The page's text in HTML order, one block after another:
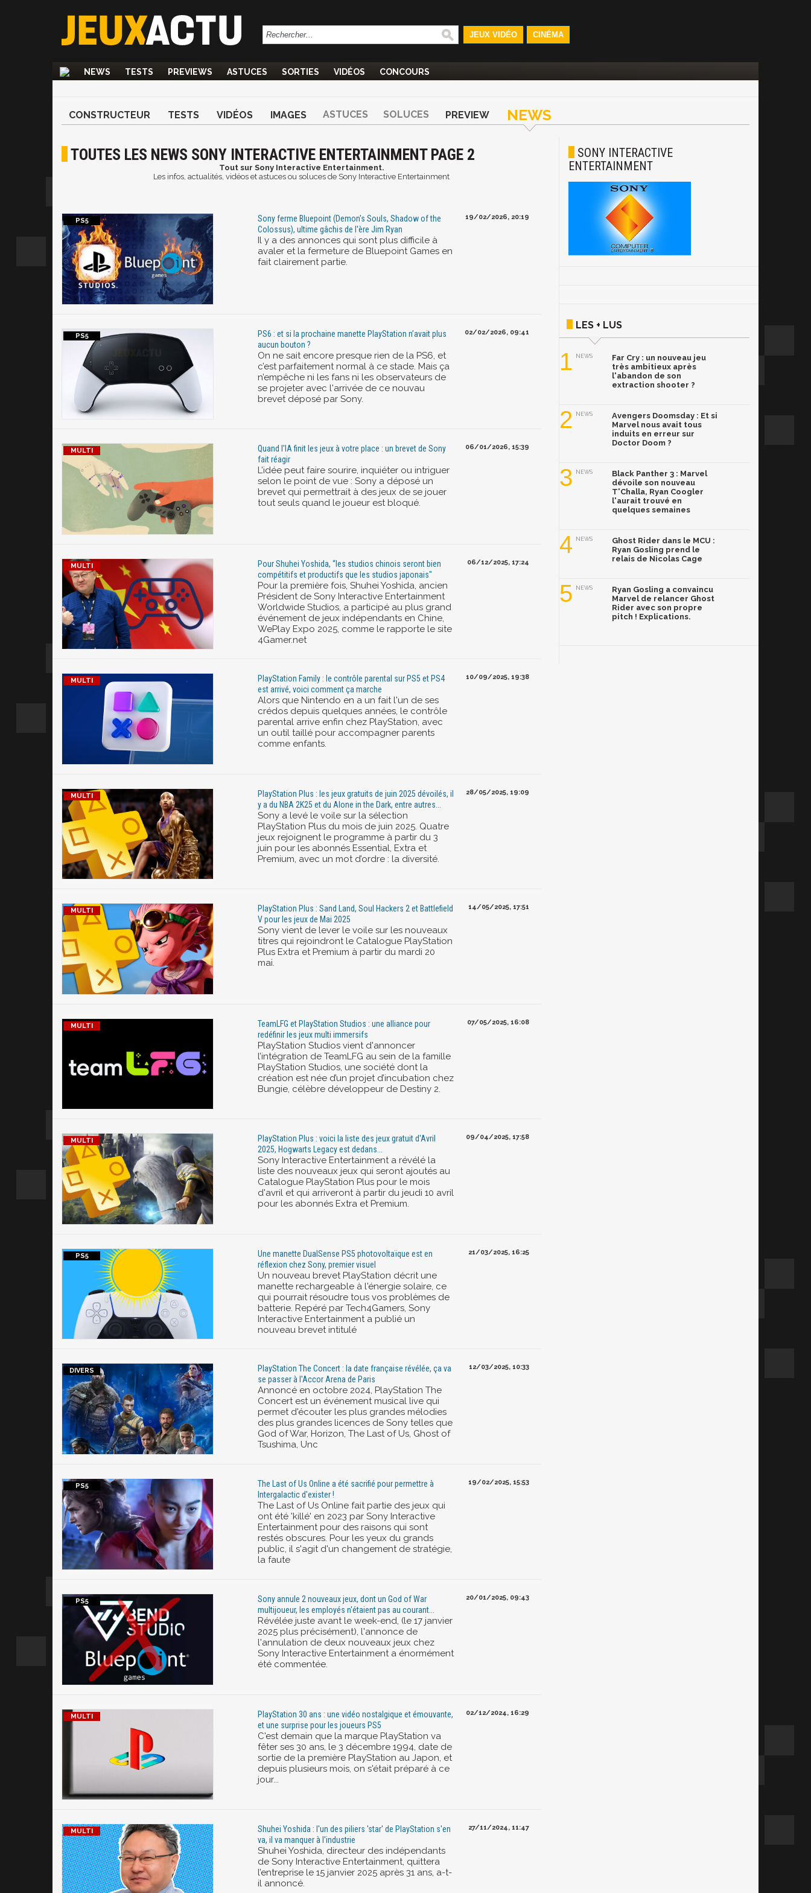
JEUX VIDÉO CINÉMA
NEWS TESTS PREVIEWS ASTUCES SORTIES VIDÉOS CONCOURS
CONSTRUCTEUR TESTS VIDÉOS IMAGES ASTUCES SOLUCES PREVIEW NEWS
TOUTES LES NEWS SONY INTERACTIVE ENTERTAINMENT PAGE 2
Tout sur Sony Interactive Entertainment.
Les infos, actualités, vidéos et astuces ou soluces de Sony Interactive Entertainment
Sony ferme Bluepoint (Demon's Souls, Shadow of the
Colossus), ultime gâchis de l'ère Jim Ryan
Il y a des annonces qui sont plus difficile à
avaler et la fermeture de Bluepoint Games en
fait clairement partie.
19/02/2026, 20:19
PS6 : et si la prochaine manette PlayStation n’avait plus
aucun bouton ?
On ne sait encore presque rien de la PS6, et
c’est parfaitement normal à ce stade. Mais ça
n’empêche ni les fans ni les observateurs de
se projeter avec l'arrivée de ce nouvau
brevet déposé par Sony.
02/02/2026, 09:41
Quand l'IA finit les jeux à votre place : un brevet de Sony
fait réagir
L’idée peut faire sourire, inquiéter ou intriguer
selon le point de vue : Sony a déposé un
brevet qui permettrait à des jeux de se jouer
tout seuls quand le joueur est bloqué.
06/01/2026, 15:39
Pour Shuhei Yoshida, “les studios chinois seront bien
compétitifs et productifs que les studios japonais"
Pour la première fois, Shuhei Yoshida, ancien
Président de Sony Interactive Entertainment
Worldwide Studios, a participé au plus grand
événement de jeux indépendants en Chine,
WePlay Expo 2025, comme le rapporte le site
4Gamer.net
06/12/2025, 17:24
PlayStation Family : le contrôle parental sur PS5 et PS4
est arrivé, voici comment ça marche
Alors que Nintendo en a un fait l'un de ses
crédos depuis quelques années, le contrôle
parental arrive enfin chez PlayStation, avec
un outil taillé pour accompagner parents
comme enfants.
10/09/2025, 19:38
PlayStation Plus : les jeux gratuits de juin 2025 dévoilés, il
y a du NBA 2K25 et du Alone in the Dark, entre autres...
Sony a levé le voile sur la sélection
PlayStation Plus du mois de juin 2025. Quatre
jeux rejoignent le programme à partir du 3
juin pour les abonnés Essential, Extra et
Premium, avec un mot d’ordre : la diversité.
28/05/2025, 19:09
PlayStation Plus : Sand Land, Soul Hackers 2 et Battlefield
V pour les jeux de Mai 2025
Sony vient de lever le voile sur les nouveaux
titres qui rejoindront le Catalogue PlayStation
Plus Extra et Premium à partir du mardi 20
mai.
14/05/2025, 17:51
TeamLFG et PlayStation Studios : une alliance pour
redéfinir les jeux multi immersifs
PlayStation Studios vient d'annoncer
l’intégration de TeamLFG au sein de la famille
PlayStation Studios, une société dont la
création est née d’un projet d’incubation chez
Bungie, célèbre développeur de Destiny 2.
07/05/2025, 16:08
PlayStation Plus : voici la liste des jeux gratuit d'Avril
2025, Hogwarts Legacy est dedans...
Sony Interactive Entertainment a révélé la
liste des nouveaux jeux qui seront ajoutés au
Catalogue PlayStation Plus pour le mois
d'avril et qui arriveront à partir du jeudi 10 avril
pour les abonnés Extra et Premium.
09/04/2025, 17:58
Une manette DualSense PS5 photovoltaïque est en
réflexion chez Sony, premier visuel
Un nouveau brevet PlayStation décrit une
manette rechargeable à l'énergie solaire, ce
qui pourrait résoudre tous vos problèmes de
batterie. Repéré par Tech4Gamers, Sony
Interactive Entertainment a publié un
nouveau brevet intitulé
21/03/2025, 16:25
PlayStation The Concert : la date française révélée, ça va
se passer à l'Accor Arena de Paris
Annoncé en octobre 2024, PlayStation The
Concert est un événement musical live qui
permet d'écouter les plus grandes mélodies
des plus grandes licences de Sony telles que
God of War, Horizon, The Last of Us, Ghost of
Tsushima, Unc
12/03/2025, 10:33
The Last of Us Online a été sacrifié pour permettre à
Intergalactic d'exister !
The Last of Us Online fait partie des jeux qui
ont été 'killé' en 2023 par Sony Interactive
Entertainment pour des raisons qui sont
restés obscures. Pour les yeux du grands
public, il s'agit d'un changement de stratégie,
la faute
19/02/2025, 15:53
Sony annule 2 nouveaux jeux, dont un God of War
multijoueur, les employés n'étaient pas au courant...
Révélée juste avant le week-end, (le 17 janvier
2025 plus précisément), l'annonce de
l'annulation de deux nouveaux jeux chez
Sony Interactive Entertainment a énormément
été commentée.
20/01/2025, 09:43
PlayStation 30 ans : une vidéo nostalgique et émouvante,
et une surprise pour les joueurs PS5
C'est demain que la marque PlayStation va
fêter ses 30 ans, le 3 décembre 1994, date de
sortie de la première PlayStation au Japon, et
depuis plusieurs mois, on s'était préparé à ce
jour...
02/12/2024, 16:29
Shuhei Yoshida : l'un des piliers 'star' de PlayStation s'en
va, il va manquer à l'industrie
Shuhei Yoshida, directeur des indépendants
de Sony Interactive Entertainment, quittera
l’entreprise le 15 janvier 2025 après 31 ans, a-t-
il annoncé.
27/11/2024, 11:47
SONY INTERACTIVE
ENTERTAINMENT
LES + LUS
1 NEWS
Far Cry : un nouveau jeu
très ambitieux après
l'abandon de son
extraction shooter ?
2 NEWS
Avengers Doomsday : Et si
Marvel nous avait tous
induits en erreur sur
Doctor Doom ?
3 NEWS
Black Panther 3 : Marvel
dévoile son nouveau
T'Challa, Ryan Coogler
l'aurait trouvé en
quelques semaines
4 NEWS
Ghost Rider dans le MCU :
Ryan Gosling prend le
relais de Nicolas Cage
5 NEWS
Ryan Gosling a convaincu
Marvel de relancer Ghost
Rider avec son propre
pitch ! Explications.